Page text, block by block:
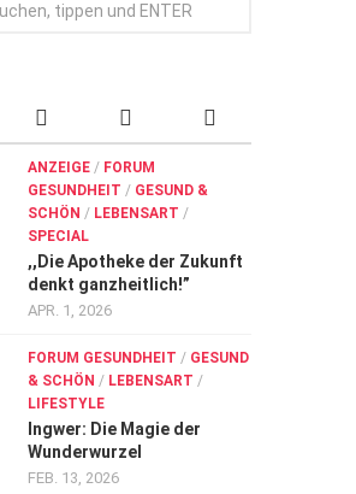
ANZEIGE / FORUM
GESUNDHEIT / GESUND &
SCHÖN / LEBENSART /
SPECIAL
,,Die Apotheke der Zukunft
denkt ganzheitlich!”
APR. 1, 2026
FORUM GESUNDHEIT / GESUND
& SCHÖN / LEBENSART /
LIFESTYLE
Ingwer: Die Magie der
Wunderwurzel
FEB. 13, 2026